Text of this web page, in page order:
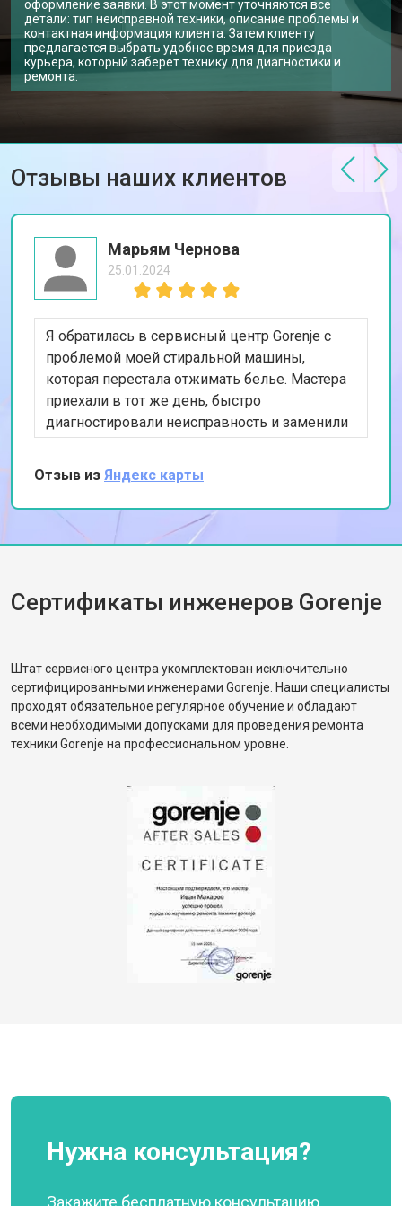
Замена подшипников от 2800 ₽ Заказать
Замена мотора стиральной машины
Gorenje
от 3800 ₽ Заказать
Ремонт/замена датчика
температуры
Заказать
Замена прессостата
Замена сливного насоса
Замена сливного шланга от 2100 ₽ Заказать
от 3800 ₽
Замена УБЛ стиральной машины
Gorenje
от 2100 ₽
оформление заявки. В этот момент уточняются все
детали: тип неисправной техники, описание проблемы и
контактная информация клиента. Затем клиенту
предлагается выбрать удобное время для приезда
курьера, который заберет технику для диагностики и
ремонта.
Отзывы наших клиентов
Марьям Чернова
25.01.2024
Я обратилась в сервисный центр Gorenje с
проблемой моей стиральной машины,
которая перестала отжимать белье. Мастера
приехали в тот же день, быстро
диагностировали неисправность и заменили
изношенный насос. Я впечатлена их
профессионализмом и оперативностью.
Спасибо за качественный ремонт!
Отзыв из Яндекс карты
Сертификаты инженеров Gorenje
Штат сервисного центра укомплектован исключительно
сертифицированными инженерами Gorenje. Наши специалисты
проходят обязательное регулярное обучение и обладают
всеми необходимыми допусками для проведения ремонта
техники Gorenje на профессиональном уровне.
Нужна консультация?
Закажите бесплатную консультацию,